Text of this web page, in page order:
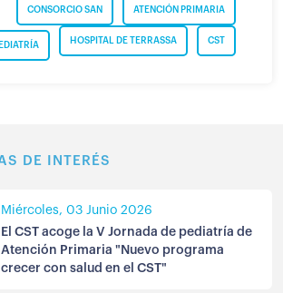
ATENCIÓN PRIMARIA
CONSORCIO SAN
CST
HOSPITAL DE TERRASSA
DE INTERÉS
Miércoles, 03 Junio 2026
El CST acoge la V Jornada de pediatría de
Atención Primaria "Nuevo programa
crecer con salud en el CST"